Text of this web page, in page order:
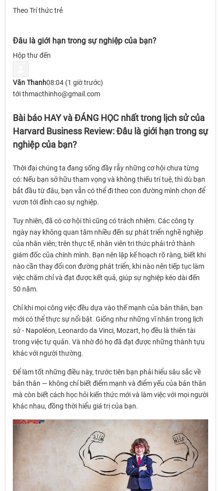
Theo Trí thức trẻ
Đâu là giới hạn trong sự nghiệp của bạn?
Hộp thư đến
Văn Thanh08:04 (1 giờ trước)
tới thmacthinho@gmail.com
Bài báo HAY và ĐÁNG HỌC nhất trong lịch sử của
Harvard Business Review: Đâu là giới hạn trong sự
nghiệp của bạn?
Thời đại chúng ta đang sống đầy rẫy những cơ hội chưa từng
có: Nếu bạn sở hữu tham vọng và không thiếu trí tuệ, thì dù bạn
bắt đầu từ đâu, bạn vẫn có thể đi theo con đường mình chọn để
vươn tới đỉnh cao sự nghiệp.
Tuy nhiên, đã có cơ hội thì cũng có trách nhiệm. Các công ty
ngày nay không quan tâm nhiều đến sự phát triển nghề nghiệp
của nhân viên; trên thực tế, nhân viên tri thức phải trở thành
giám đốc của chính mình. Bạn nên lập kế hoạch rõ ràng, biết khi
nào cần thay đổi con đường phát triển, khi nào nên tiếp tục làm
việc chăm chỉ và đạt được kết quả, giúp sự nghiệp kéo dài đến
50 năm.
Chỉ khi mọi công việc đều dựa vào thế mạnh của bản thân, bạn
mới có thể thực sự nổi bật. Giống như những vĩ nhân trong lịch
sử - Napoléon, Leonardo da Vinci, Mozart, họ đều là thiên tài
trong việc tự quản. Và nhờ đó họ đã đạt được những thành tựu
khác với người thường.
Để làm tốt những điều này, trước tiên bạn phải hiểu sâu sắc về
bản thân — không chỉ biết điểm mạnh và điểm yếu của bản thân
mà còn biết cách học hỏi kiến ​​thức mới và làm việc với mọi người
khác nhau, đồng thời hiểu giá trị của bạn.